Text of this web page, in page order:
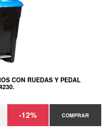
CON RUEDAS Y PEDAL
-12% COMPRAR